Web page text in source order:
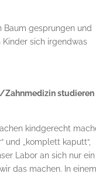
Baum gesprungen und
Kinder sich irgendwas
Zahnmedizin studieren
kindgerecht
und „komplett kaputt“,
Labor an sich nur ein
das machen. In einem